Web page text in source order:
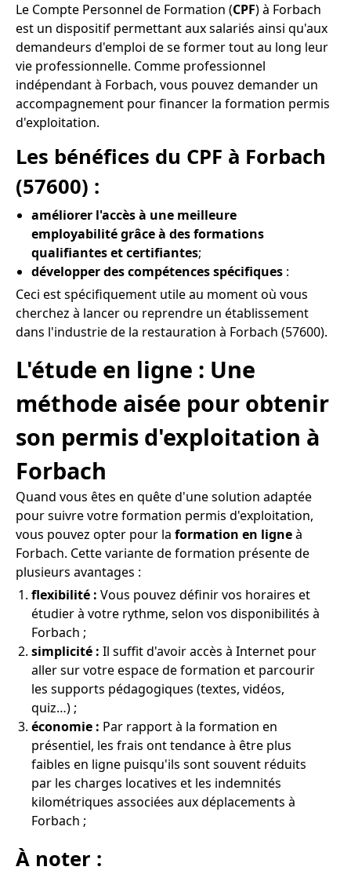
Le Compte Personnel de Formation (CPF) à Forbach
est un dispositif permettant aux salariés ainsi qu'aux
demandeurs d'emploi de se former tout au long leur
vie professionnelle. Comme professionnel
indépendant à Forbach, vous pouvez demander un
accompagnement pour financer la formation permis
d'exploitation.
Les bénéfices du CPF à Forbach
(57600) :
améliorer l'accès à une meilleure
employabilité grâce à des formations
qualifiantes et certifiantes;
développer des compétences spécifiques :
Ceci est spécifiquement utile au moment où vous
cherchez à lancer ou reprendre un établissement
dans l'industrie de la restauration à Forbach (57600).
L'étude en ligne : Une
méthode aisée pour obtenir
son permis d'exploitation à
Forbach
Quand vous êtes en quête d'une solution adaptée
pour suivre votre formation permis d'exploitation,
vous pouvez opter pour la formation en ligneà
Forbach. Cette variante de formation présente de
plusieurs avantages :
flexibilité : Vous pouvez définir vos horaires et
étudier à votre rythme, selon vos disponibilités à
Forbach ;
simplicité : Il suffit d'avoir accès à Internet pour
aller sur votre espace de formation et parcourir
les supports pédagogiques (textes, vidéos,
quiz…) ;
économie : Par rapport à la formation en
présentiel, les frais ont tendance à être plus
faibles en ligne puisqu'ils sont souvent réduits
par les charges locatives et les indemnités
kilométriques associées aux déplacements à
Forbach ;
À noter :